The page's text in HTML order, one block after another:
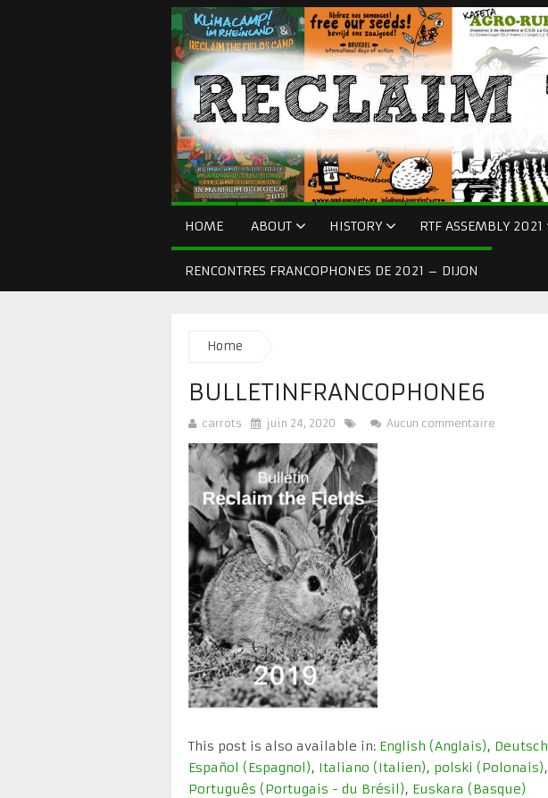
HOME ABOUT HISTORY RTF ASSEMBLY 2021
RENCONTRES FRANCOPHONES DE 2021 – DIJON
Home
BULLETINFRANCOPHONE6
carrots juin 24, 2020 Aucun commentaire
This post is also available in: English (Anglais) Deutsch
Español (Espagnol) Italiano (Italien) polski (Polonais)
Português (Portugais - du Brésil) Euskara (Basque)